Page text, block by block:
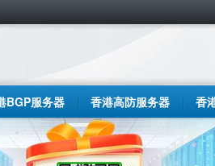
BGP服务器 香港高防服务器 香